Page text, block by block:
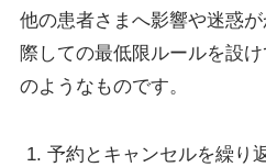
他の患者さまへ影響や迷惑
際しての最低限ルールを設
のようなものです。
予約とキャンセルを繰り